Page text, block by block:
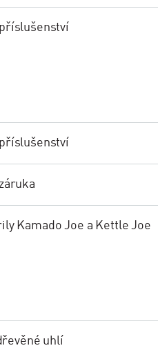
Kamado Joe a Kettle Joe
uhlí